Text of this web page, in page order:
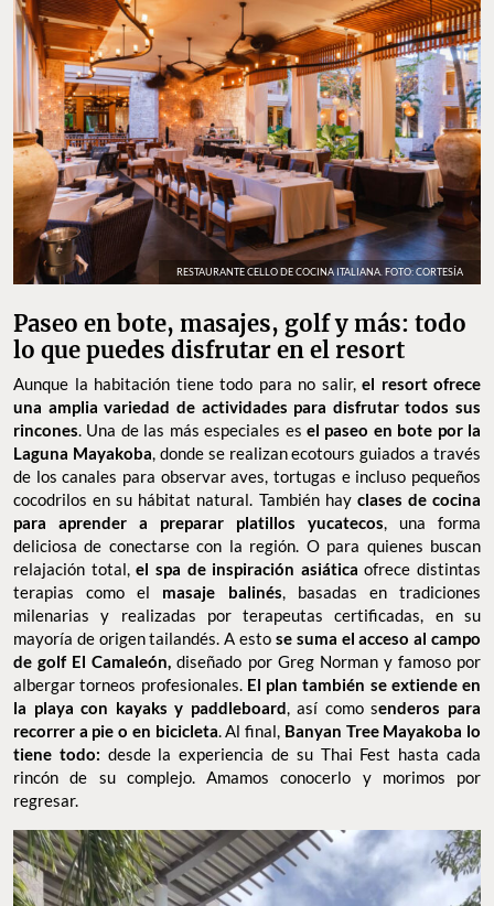
RESTAURANTE CELLO DE COCINA ITALIANA. FOTO: CORTESÍA
Paseo en bote, masajes, golf y más: todo
lo que puedes disfrutar en el resort
Aunque la habitación tiene todo para no salir, el resort ofrece
una amplia variedad de actividades para disfrutar todos sus
rincones. Una de las más especiales es el paseo en bote por la
Laguna Mayakoba, donde se realizan ecotours guiados a través
de los canales para observar aves, tortugas e incluso pequeños
cocodrilos en su hábitat natural. También hay clases de cocina
para aprender a preparar platillos yucatecos, una forma
deliciosa de conectarse con la región. O para quienes buscan
relajación total,el spa de inspiración asiáticaofrece distintas
terapias como el masaje balinés, basadas en tradiciones
milenarias y realizadas por terapeutas certificadas, en su
mayoría de origen tailandés. A esto se suma el acceso al campo
de golf El Camaleón, diseñado por Greg Norman y famoso por
albergar torneos profesionales. El plan también se extiende en
la playa con kayaks y paddleboard, así como senderos para
recorrer a pie o en bicicleta. Al final, Banyan Tree Mayakoba lo
tiene todo: desde la experiencia de su Thai Fest hasta cada
rincón de su complejo. Amamos conocerlo y morimos por
regresar.